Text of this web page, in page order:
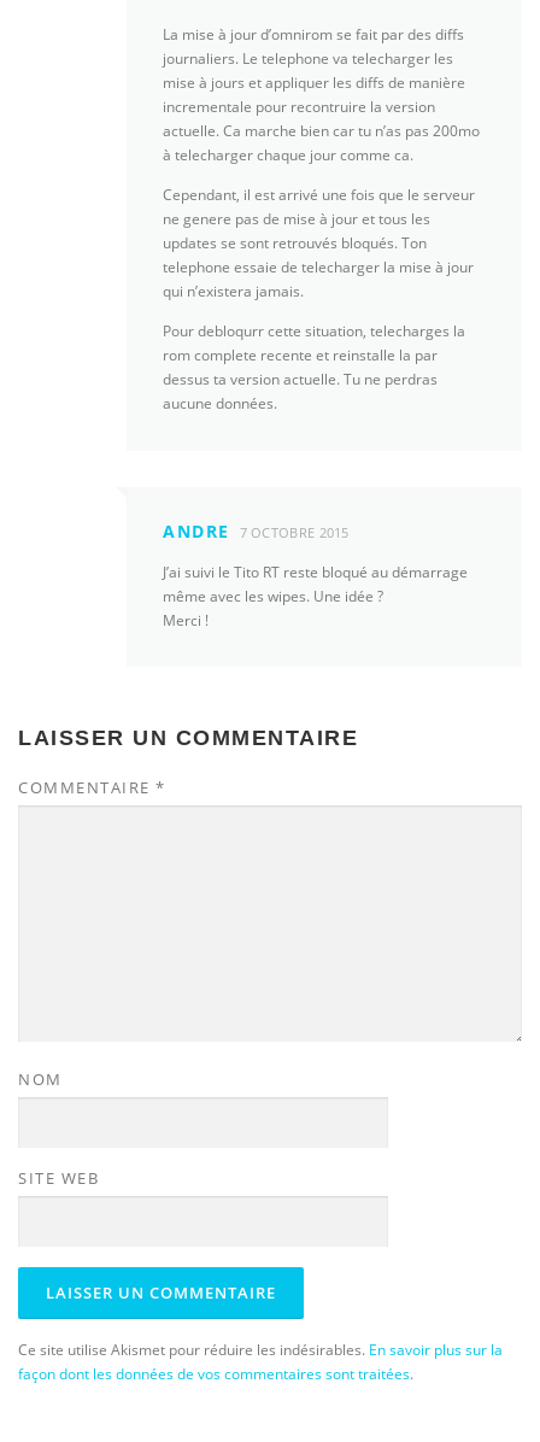
La mise à jour d’omnirom se fait par des diffs
journaliers. Le telephone va telecharger les
mise à jours et appliquer les diffs de manière
incrementale pour recontruire la version
actuelle. Ca marche bien car tu n’as pas 200mo
à telecharger chaque jour comme ca.
Cependant, il est arrivé une fois que le serveur
ne genere pas de mise à jour et tous les
updates se sont retrouvés bloqués. Ton
telephone essaie de telecharger la mise à jour
qui n’existera jamais.
Pour debloqurr cette situation, telecharges la
rom complete recente et reinstalle la par
dessus ta version actuelle. Tu ne perdras
aucune données.
ANDRE 7 OCTOBRE 2015
J’ai suivi le Tito RT reste bloqué au démarrage
même avec les wipes. Une idée ?
Merci !
LAISSER UN COMMENTAIRE
COMMENTAIRE *
NOM
SITE WEB
Ce site utilise Akismet pour réduire les indésirables. En savoir plus sur la
façon dont les données de vos commentaires sont traitées.